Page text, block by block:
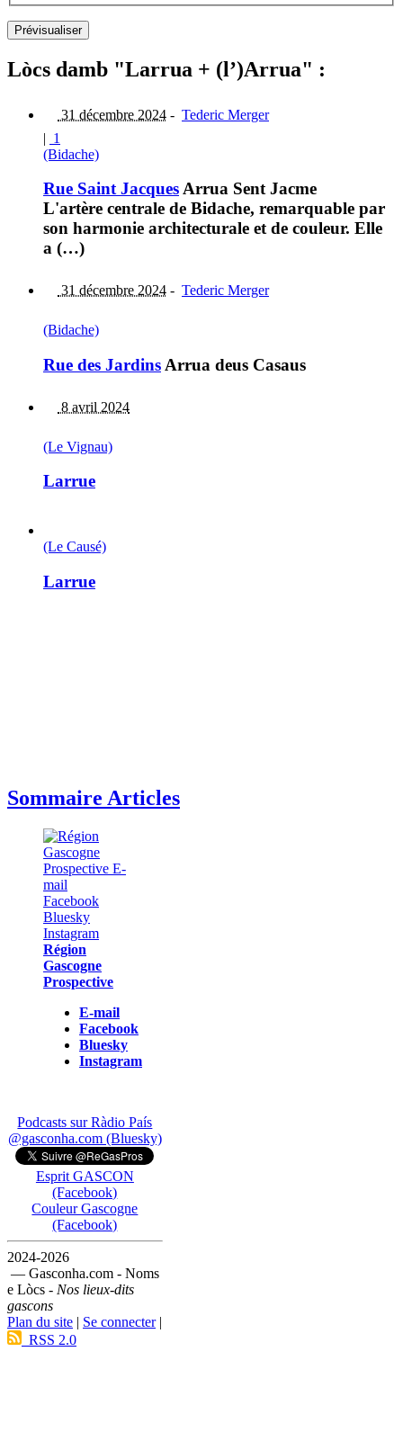
Lòcs damb "Larrua + (l’)Arrua" :
31 décembre 2024 - Tederic Merger
| 1
(Bidache)
Rue Saint JacquesArrua Sent Jacme
L'artère centrale de Bidache, remarquable par
son harmonie architecturale et de couleur. Elle
a (…)
31 décembre 2024 - Tederic Merger
(Bidache)
Rue des Jardins Arrua deus Casaus
8 avril 2024
(Le Vignau)
Larrue
(Le Causé)
Larrue
Sommaire Articles
Région
Gascogne
Prospective
E-mail
Facebook
Bluesky
Instagram
Podcasts sur Ràdio País
@gasconha.com (Bluesky)
Esprit GASCON
(Facebook)
Couleur Gascogne
(Facebook)
2024-2026
— Gasconha.com - Noms
e Lòcs - Nos lieux-dits
gascons
Plan du site | Se connecter|
RSS 2.0